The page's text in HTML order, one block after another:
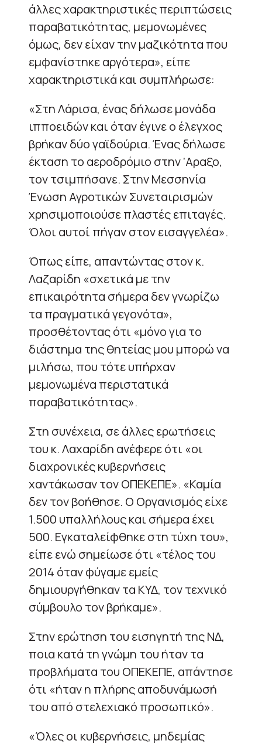
άλλες χαρακτηριστικές περιπτώσεις
παραβατικότητας, μεμονωμένες
όμως, δεν είχαν την μαζικότητα που
εμφανίστηκε αργότερα», είπε
χαρακτηριστικά και συμπλήρωσε:
«Στη Λάρισα, ένας δήλωσε μονάδα
ιπποειδών και όταν έγινε ο έλεγχος
βρήκαν δύο γαϊδούρια. Ένας δήλωσε
έκταση το αεροδρόμιο στην ‘Αραξο,
τον τσιμπήσανε. Στην Μεσσηνία
Ένωση Αγροτικών Συνεταιρισμών
χρησιμοποιούσε πλαστές επιταγές.
Όλοι αυτοί πήγαν στον εισαγγελέα».
Όπως είπε, απαντώντας στον κ.
Λαζαρίδη «σχετικά με την
επικαιρότητα σήμερα δεν γνωρίζω
τα πραγματικά γεγονότα»,
προσθέτοντας ότι «μόνο για το
διάστημα της θητείας μου μπορώ να
μιλήσω, που τότε υπήρχαν
μεμονωμένα περιστατικά
παραβατικότητας».
Στη συνέχεια, σε άλλες ερωτήσεις
του κ. Λαχαρίδη ανέφερε ότι «οι
διαχρονικές κυβερνήσεις
χαντάκωσαν τον ΟΠΕΚΕΠΕ». «Καμία
δεν τον βοήθησε. Ο Οργανισμός είχε
1.500 υπαλλήλους και σήμερα έχει
500. Εγκαταλείφθηκε στη τύχη του»,
είπε ενώ σημείωσε ότι «τέλος του
2014 όταν φύγαμε εμείς
δημιουργήθηκαν τα ΚΥΔ, τον τεχνικό
σύμβουλο τον βρήκαμε».
Στην ερώτηση του εισηγητή της ΝΔ,
ποια κατά τη γνώμη του ήταν τα
προβλήματα του ΟΠΕΚΕΠΕ, απάντησε
ότι «ήταν η πλήρης αποδυνάμωσή
του από στελεχιακό προσωπικό».
«Όλες οι κυβερνήσεις, μηδεμίας